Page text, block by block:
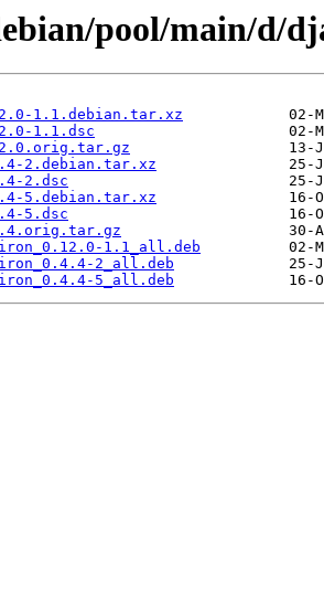
pool/main/d/
1.1.debian.tar.xz
1.1.dsc
2.debian.tar.xz
2.dsc
5.debian.tar.xz
5.dsc
1.1_all.deb
2_all.deb
5_all.deb